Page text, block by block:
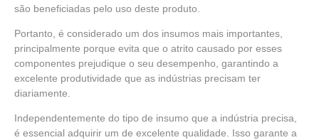
são beneficiadas pelo uso deste produto.
Portanto, é considerado um dos insumos mais importantes,
principalmente porque evita que o atrito causado por esses
componentes prejudique o seu desempenho, garantindo a
excelente produtividade que as indústrias precisam ter
diariamente.
Independentemente do tipo de insumo que a indústria precisa,
é essencial adquirir um de excelente qualidade. Isso garante a